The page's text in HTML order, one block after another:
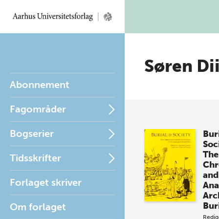
Abonnement
Fagområder
Bogserier
Tidsskrifter
Forlaget skriver
Om forlaget
Søren
The